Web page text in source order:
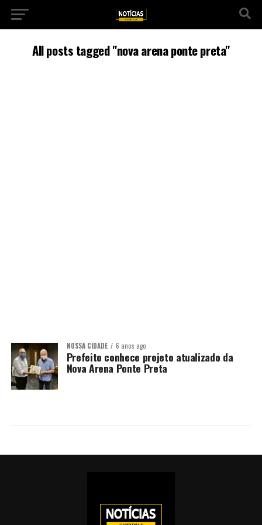
All posts tagged "nova arena ponte preta"
NOSSA CIDADE 6 anos ago
Prefeito conhece projeto atualizado da
Nova Arena Ponte Preta